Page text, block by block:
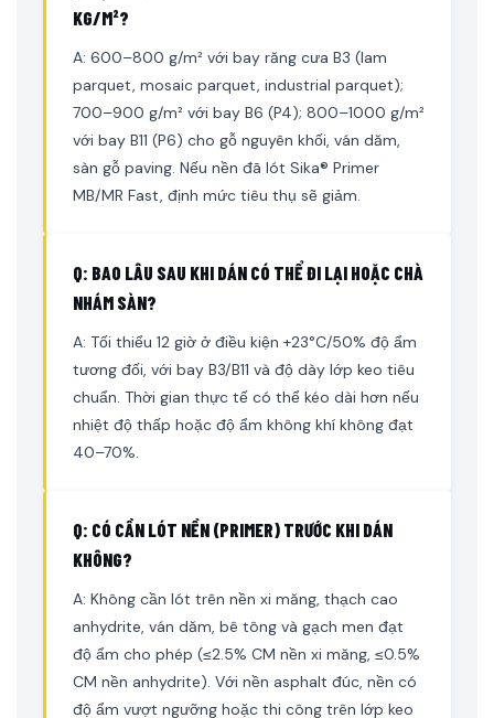
KG/M²?
A: 600–800 g/m² với bay răng cưa B3 (lam
parquet, mosaic parquet, industrial parquet);
700–900 g/m² với bay B6 (P4); 800–1000 g/m²
với bay B11 (P6) cho gỗ nguyên khối, ván dăm,
sàn gỗ paving. Nếu nền đã lót Sika® Primer
MB/MR Fast, định mức tiêu thụ sẽ giảm.
Q: BAO LÂU SAU KHI DÁN CÓ THỂ ĐI LẠI HOẶC CHÀ
NHÁM SÀN?
A: Tối thiểu 12 giờ ở điều kiện +23°C/50% độ ẩm
tương đối, với bay B3/B11 và độ dày lớp keo tiêu
chuẩn. Thời gian thực tế có thể kéo dài hơn nếu
nhiệt độ thấp hoặc độ ẩm không khí không đạt
40–70%.
Q: CÓ CẦN LÓT NỀN (PRIMER) TRƯỚC KHI DÁN
KHÔNG?
A: Không cần lót trên nền xi măng, thạch cao
anhydrite, ván dăm, bê tông và gạch men đạt
độ ẩm cho phép (≤2.5% CM nền xi măng, ≤0.5%
CM nền anhydrite). Với nền asphalt đúc, nền có
độ ẩm vượt ngưỡng hoặc thi công trên lớp keo